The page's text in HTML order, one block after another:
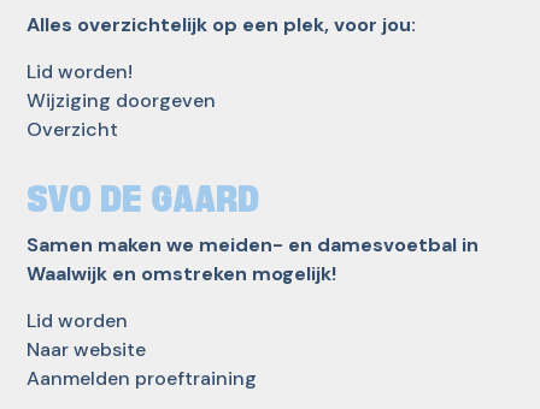
Alles overzichtelijk op een plek, voor jou:
Lid worden!
Wijziging doorgeven
Overzicht
SVO DE GAARD
Samen maken we meiden- en damesvoetbal in
Waalwijk en omstreken mogelijk!
Lid worden
Naar website
Aanmelden proeftraining